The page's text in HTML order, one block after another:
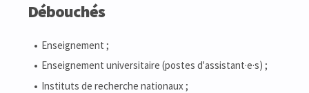
Débouchés
Enseignement ;
Enseignement universitaire (postes d'assistant·e·s) ;
Instituts de recherche nationaux ;